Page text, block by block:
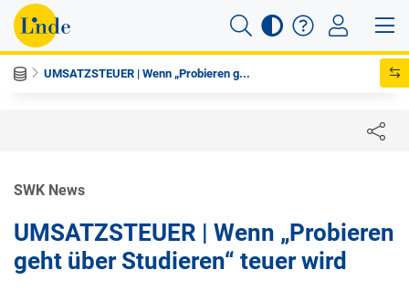
UMSATZSTEUER | Wenn „Probieren g...
SWK News
UMSATZSTEUER | Wenn „Probieren
geht über Studieren“ teuer wird